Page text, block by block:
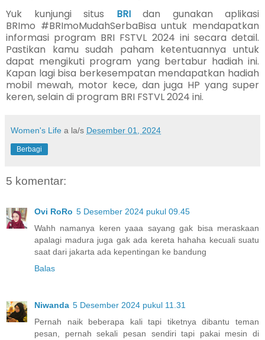
Yuk kunjungi situs BRIdan gunakan aplikasi
BRImo #BRImoMudahSerbaBisa untuk mendapatkan
informasi program BRI FSTVL 2024 ini secara detail.
Pastikan kamu sudah paham ketentuannya untuk
dapat mengikuti program yang bertabur hadiah ini.
Kapan lagi bisa berkesempatan mendapatkan hadiah
mobil mewah, motor kece, dan juga HP yang super
keren, selain di program BRI FSTVL 2024 ini.
Women's Life a la/s Desember 01, 2024
Berbagi
5 komentar:
Ovi RoRo 5 Desember 2024 pukul 09.45
Wahh namanya keren yaaa sayang gak bisa meraskaan
apalagi madura juga gak ada kereta hahaha kecuali suatu
saat dari jakarta ada kepentingan ke bandung
Balas
Niwanda 5 Desember 2024 pukul 11.31
Pernah naik beberapa kali tapi tiketnya dibantu teman
pesan, pernah sekali pesan sendiri tapi pakai mesin di